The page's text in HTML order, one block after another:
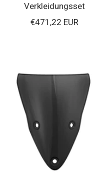
Verkleidungsset
Verkaufspreis
€471,22 EUR